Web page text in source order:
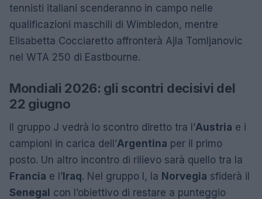
tennisti italiani scenderanno in campo nelle
qualificazioni maschili di Wimbledon, mentre
Elisabetta Cocciaretto affronterà Ajla Tomljanovic
nel WTA 250 di Eastbourne.
Mondiali 2026: gli scontri decisivi del
22 giugno
Il gruppo J vedrà lo scontro diretto tra l’Austria e i
campioni in carica dell’Argentina per il primo
posto. Un altro incontro di rilievo sarà quello tra la
Francia e l’ Iraq. Nel gruppo I, la Norvegia sfiderà il
Senegal con l’obiettivo di restare a punteggio